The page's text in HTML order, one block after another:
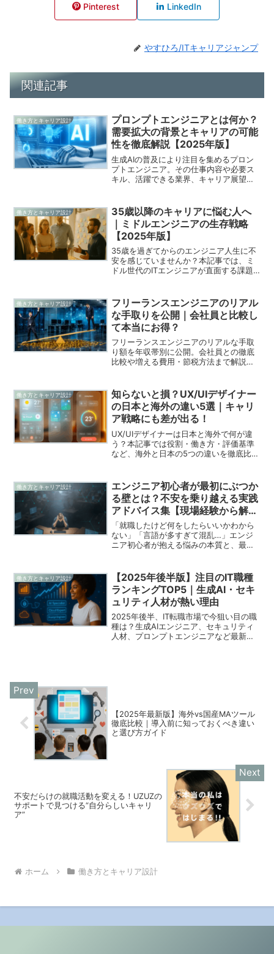
Pinterest LinkedIn
やすひろ/ITキャリアジャンプ
関連記事
働き方とキャリア設計
プロンプトエンジニアとは何か？
需要拡大の背景とキャリアの可能
性を徹底解説【2025年版】
生成AIの普及により注目を集めるプロン
プトエンジニア。その仕事内容や必要ス
キル、活躍できる業界、キャリア展望ま
働き方とキャリア設計
35歳以降のキャリアに悩む人へ
｜ミドルエンジニアの生存戦略
【2025年版】
35歳を過ぎてからのエンジニア人生に不
安を感じていませんか？本記事では、ミ
ドル世代のITエンジニアが直面する課題
は？
働き方とキャリア設計
フリーランスエンジニアのリアル
な手取りを公開｜会社員と比較し
て本当にお得？
フリーランスエンジニアのリアルな手取
り額を年収帯別に公開。会社員との徹底
比較や増える費用・節税方法まで解説。
働き方とキャリア設計
知らないと損？UX/UIデザイナー
の日本と海外の違い5選｜キャリ
ア戦略にも差が出る！
UX/UIデザイナーは日本と海外で何が違
う？本記事では役割・働き方・評価基準
など、海外と日本の5つの違いを徹底比
紹介します。
働き方とキャリア設計
エンジニア初心者が最初にぶつか
る壁とは？不安を乗り越える実践
アドバイス集【現場経験から解
説】
「就職したけど何をしたらいいかわから
ない」「言語が多すぎて混乱…」エンジ
ニア初心者が抱える悩みの本質と、最初
悩まない。
働き方とキャリア設計
【2025年後半版】注目のIT職種
ランキングTOP5｜生成AI・セキ
ュリティ人材が熱い理由
2025年後半、IT転職市場で今狙い目の職
種は？生成AIエンジニア、セキュリティ
人材、プロンプトエンジニアなど最新ト
【2025年最新版】海外vs国産MAツール
徹底比較｜導入前に知っておくべき違い
と選び方ガイド
不安だらけの就職活動を変える！UZUZの
サポートで見つける“自分らしいキャリ
ア”
ホーム 働き方とキャリア設計